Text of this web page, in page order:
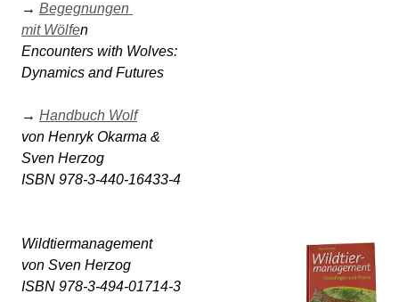
→ Begegnungen
mit Wölfen
Encounters with Wolves:
Dynamics and Futures
→ Handbuch Wolf
von Henryk Okarma &
Sven Herzog
Wildtiermanagement
von Sven Herzog
ISBN 978-3-494-01714-3